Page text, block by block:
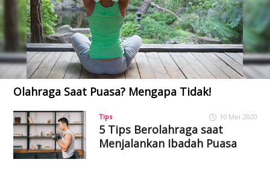
Olahraga Saat Puasa? Mengapa Tidak!
Tips 10 Mei 2020
5 Tips Berolahraga saat
Menjalankan Ibadah Puasa